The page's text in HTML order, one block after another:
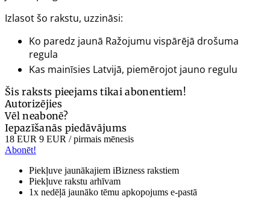
Izlasot šo rakstu, uzzināsi:
Ko paredz jaunā Ražojumu vispārējā drošuma
regula
Kas mainīsies Latvijā, piemērojot jauno regulu
Šis raksts pieejams tikai abonentiem!
Autorizējies
Vēl neabonē?
Iepazīšanās piedāvājums
18 EUR 9 EUR / pirmais mēnesis
Abonēt!
Piekļuve jaunākajiem iBizness rakstiem
Piekļuve rakstu arhīvam
1x nedēļā jaunāko tēmu apkopojums e-pastā